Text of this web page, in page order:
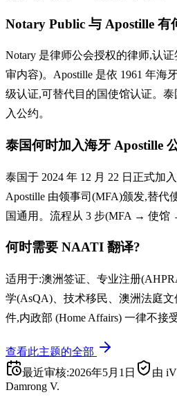
Notary Public 与 Apostille 有
Notary 是律师公会授权的律师,认
审内容)。Apostille 是依 1961 年海
级认证,可替代目的国使馆认证。泰
入公约。
泰国何时加入海牙 Apostille
泰国于 2024 年 12 月 22 日正式加
Apostille 由领事司(MFA)颁发,替代
国通用。流程从 3 步(MFA → 使馆
何时需要 NAATI 翻译?
适用于:澳洲签证、专业注册
学(AsQA)、技术移民、澳洲法庭
件,内政部 (Home Affairs) 一律不接受
查看此主题的全部
最近审核:2026年5月1日 由
Damrong V.